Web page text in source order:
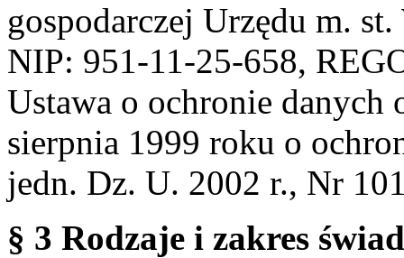
gospodarczej Urzędu m.
NIP: 951-11-25-658,
Ustawa o ochronie danych
sierpnia 1999 roku o
jedn. Dz. U. 2002 r., Nr
§ 3 Rodzaje i zakres